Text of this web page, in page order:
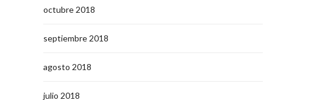
octubre 2018
septiembre 2018
agosto 2018
julio 2018